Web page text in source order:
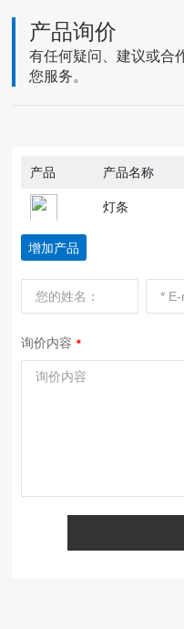
产品询价
有任何疑问、建议或合
您服务。
产品 产品名称
灯条
增加产品
询价内容